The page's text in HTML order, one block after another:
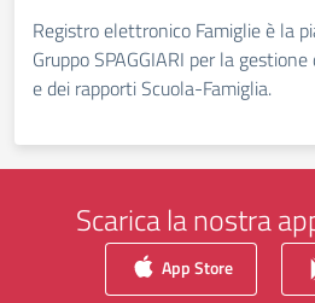
Registro elettronico Famiglie è la
Gruppo SPAGGIARI per la
e dei rapporti Scuola-Famiglia.
Scarica la nostra
App Store